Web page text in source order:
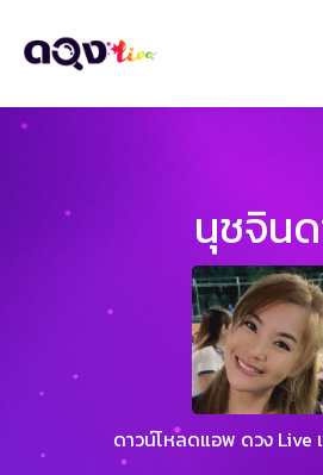
นุชจิน
ดาวน์โหลดแอพ ดวง Live